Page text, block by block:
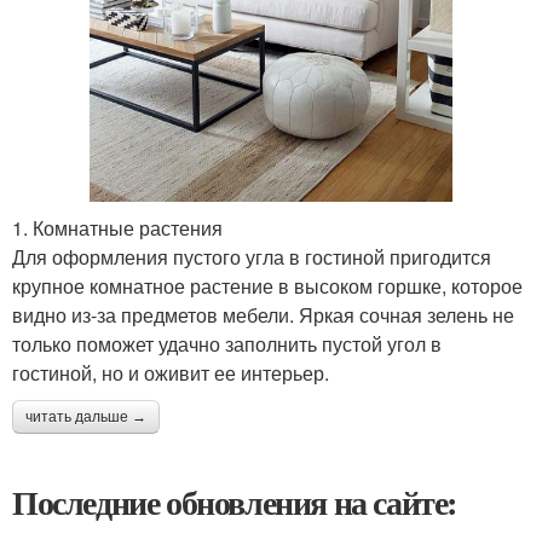
1. Комнатные растения
Для оформления пустого угла в гостиной пригодится
крупное комнатное растение в высоком горшке, которое
видно из-за предметов мебели. Яркая сочная зелень не
только поможет удачно заполнить пустой угол в
гостиной, но и оживит ее интерьер.
читать дальше →
Последние обновления на сайте: